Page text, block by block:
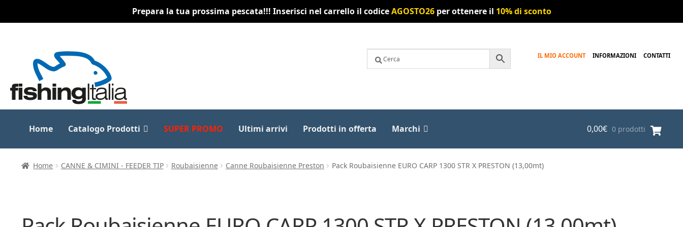
Prepara la tua prossima pescata!!! Inserisci nel carrello il codiceAGOSTO26per ottenere il 10% di sconto
navigazione
contenuto
IL MIO ACCOUNT INFORMAZIONI CONTATTI
Home Catalogo Prodotti SUPER PROMO Ultimi arrivi Prodotti in offerta Marchi 0,00€ 0 prodotti
Home CANNE & CIMINI - FEEDER TIP Roubaisienne Canne Roubaisienne Preston Pack Roubaisienne EURO CARP 1300 STR X PRESTON (13,00mt)